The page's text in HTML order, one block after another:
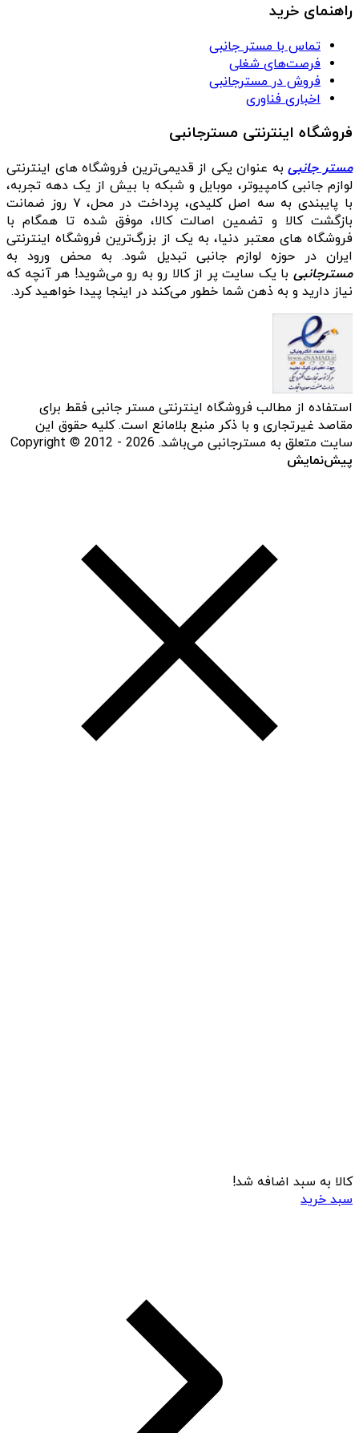
راهنمای خرید
تماس با مستر جانبی
فرصت‌های شغلی
فروش در مسترجانبی
اخباری فناوری
فروشگاه اینترنتی مسترجانبی
مستر جانبیبه عنوان یکی از قدیمی‌ترین فروشگاه های اینترنتی
لوازم جانبی کامپیوتر، موبایل و شبکه با بیش از یک دهه تجربه،
با پایبندی به سه اصل کلیدی، پرداخت در محل، ۷ روز ضمانت
بازگشت کالا و تضمین اصالت کالا، موفق شده تا همگام با
فروشگاه‌ های معتبر دنیا، به یک از بزرگ‌ترین فروشگاه اینترنتی
ایران در حوزه لوازم جانبی تبدیل شود. به محض ورود به
مسترجانبی با یک سایت پر از کالا رو به رو می‌شوید! هر آنچه که
نیاز دارید و به ذهن شما خطور می‌کند در اینجا پیدا خواهید کرد.
استفاده از مطالب فروشگاه اینترنتی مستر جانبی فقط برای
مقاصد غیرتجاری و با ذکر منبع بلامانع است. کلیه حقوق این
سایت متعلق به مسترجانبی می‌باشد. Copyright © 2012 - 2026
پیش‌نمایش
کالا به سبد اضافه شد!
سبد خرید